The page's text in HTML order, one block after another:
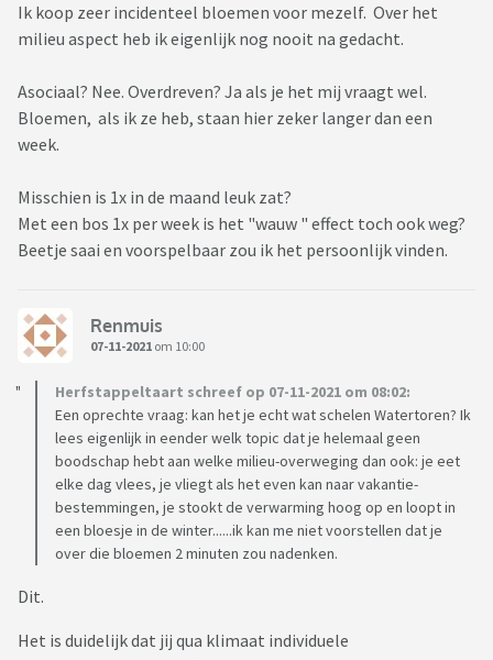
Ik koop zeer incidenteel bloemen voor mezelf. Over het
milieu aspect heb ik eigenlijk nog nooit na gedacht.
Asociaal? Nee. Overdreven? Ja als je het mij vraagt wel.
Bloemen, als ik ze heb, staan hier zeker langer dan een
week.
Misschien is 1x in de maand leuk zat?
Met een bos 1x per week is het "wauw " effect toch ook weg?
Beetje saai en voorspelbaar zou ik het persoonlijk vinden.
Renmuis
07-11-2021 om 10:00
Herfstappeltaart schreef op 07-11-2021 om 08:02:
Een oprechte vraag: kan het je echt wat schelen Watertoren? Ik
lees eigenlijk in eender welk topic dat je helemaal geen
boodschap hebt aan welke milieu-overweging dan ook: je eet
elke dag vlees, je vliegt als het even kan naar vakantie-
bestemmingen, je stookt de verwarming hoog op en loopt in
een bloesje in de winter......ik kan me niet voorstellen dat je
over die bloemen 2 minuten zou nadenken.
Dit.
Het is duidelijk dat jij qua klimaat individuele